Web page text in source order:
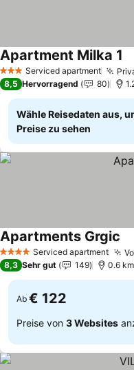
3 SterneServiced apartment
Apartment Milka 1
8,5 Hervorragend 80
Wähle Reisedaten aus,
Preise zu sehen
4 Sterne Serviced apartment
Apartments Grgic
8,3 Sehr gut 149 0.6
Ab € 122
Preise von 3 Websites